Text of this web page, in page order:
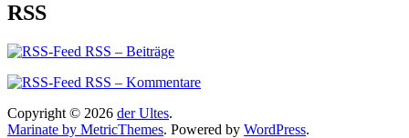
RSS
RSS – Beiträge
RSS – Kommentare
Copyright © 2026 der Ultes.
Marinate by MetricThemes. Powered by WordPress.